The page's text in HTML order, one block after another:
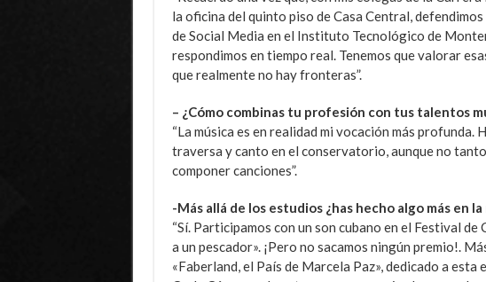
la oficina del quinto piso de Casa Central,
de Social Media en el Instituto Tecnológico de
respondimos en tiempo real. Tenemos que valorar
que realmente no hay fronteras”.
– ¿Cómo combinas tu profesión con tus talentos
“La música es en realidad mi vocación más
traversa y canto en el conservatorio, aunque no
componer canciones”.
-Más allá de los estudios ¿has hecho algo más en la
“Sí. Participamos con un son cubano en el Festival de
a un pescador». ¡Pero no sacamos ningún premio!.
«Faberland, el País de Marcela Paz», dedicado a